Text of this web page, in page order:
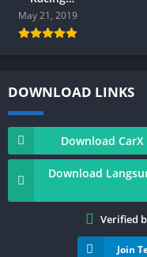
v.1.16.10
[Mod] Android
May 21, 2019
DOWNLOAD LINKS
Download CarX
Download
Verified
Join